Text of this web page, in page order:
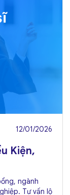
12/01/2026
Kiện,
ngành
Tư vấn lộ